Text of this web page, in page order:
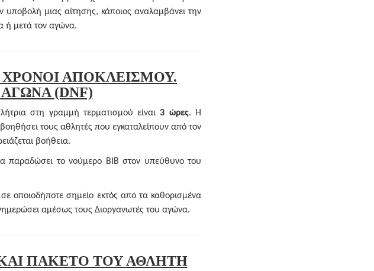
μιας αίτησης, κάποιος αναλαμβάνει την
ή μετά τον αγώνα.
ΧΡΟΝΟΙ ΑΠΟΚΛΕΙΣΜΟΥ.
(DNF)
στη γραμμή τερματισμού είναι3 ώρες. Η
τους αθλητές που εγκαταλείπουν από τον
βοήθεια.
παραδώσει το νούμερο ΒΙΒ στον υπεύθυνο του
οποιοδήποτε σημείο εκτός από τα καθορισμένα
αμέσως τους Διοργανωτές του αγώνα.
ΠΑΚΕΤΟ ΤΟΥ ΑΘΛΗΤΗ